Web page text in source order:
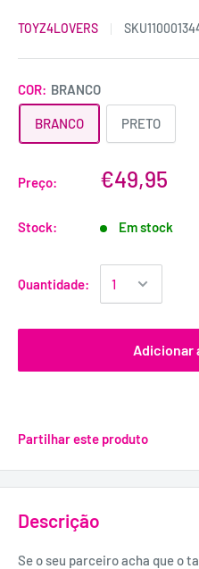
TOYZ4LOVERS SKU
COR: BRANCO
BRANCO PRETO
Preço: €49,95
Stock: Em stock
Quantidade:
Adicionar
Partilhar este produto
Descrição
Se o seu parceiro acha que o